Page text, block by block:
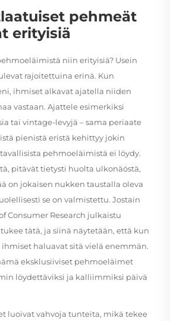
pehmeät
erityisiä
niin erityisiä? Usein
rajoitettuina erinä. Kun
ihmiset alkavat ajatella niiden
vastaan. Ajattele esimerkiksi
tai vintage-levyjä – sama periaate
pienistä eristä kehittyy jokin
pehmoeläimistä ei löydy.
pitävät tietysti huolta ulkonäöstä,
on jokaisen nukken taustalla oleva
se on valmistettu. Jostain
Consumer Research julkaistu
tätä, ja siinä näytetään, että kun
haluavat sitä vielä enemmän.
eksklusiiviset pehmoeläimet
löydettäviksi ja kalliimmiksi päivä
luoivat vahvoja tunteita, mikä tekee